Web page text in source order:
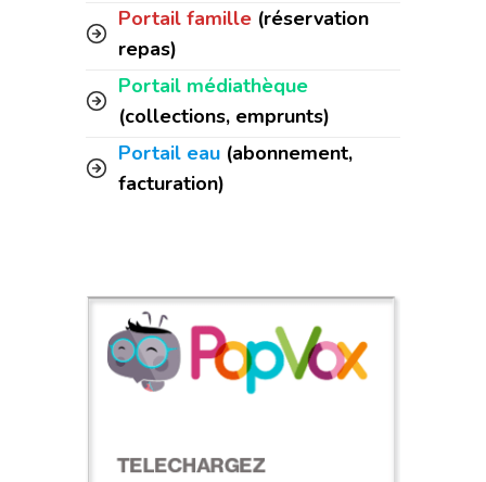
Portail famille (réservation
repas)
Portail médiathèque
(collections, emprunts)
Portail eau (abonnement,
facturation)